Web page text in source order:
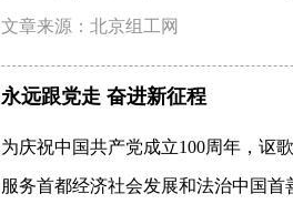
文章来源：北京组工网
永远跟党走 奋进新征程
为庆祝中国共产党成立100周年，讴
服务首都经济社会发展和法治中国